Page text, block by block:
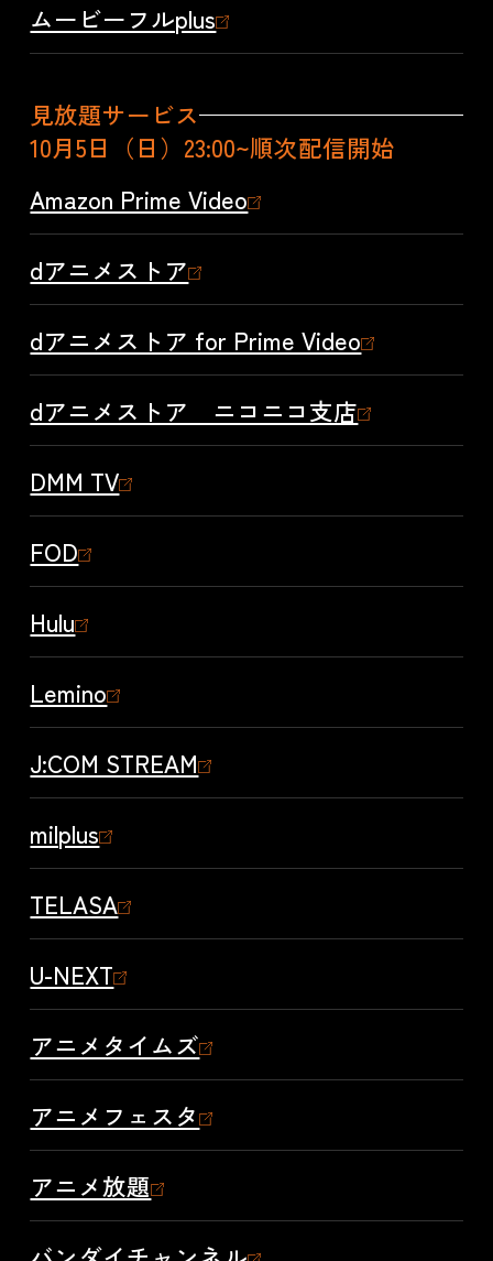
ムービーフルplus
見放題サービス
10月5日（日）23:00~順次配信開始
Amazon Prime Video
dアニメストア
dアニメストア for Prime Video
dアニメストア ニコニコ支店
DMM TV
FOD
Hulu
Lemino
J:COM STREAM
milplus
TELASA
U-NEXT
アニメタイムズ
アニメフェスタ
アニメ放題